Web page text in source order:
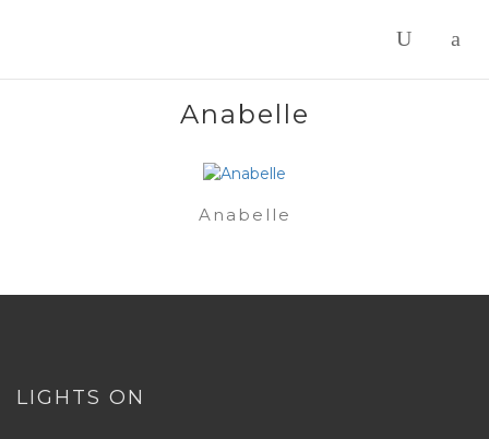
Anabelle
Anabelle
LIGHTS ON